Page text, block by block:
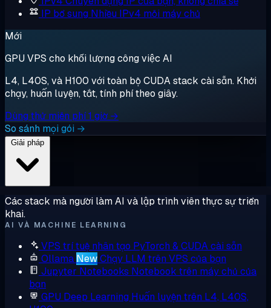
IP bổ sung Nhiều IPv4 mỗi máy chủ
Mới
GPU VPS cho khối lượng công việc AI
L4, L40S, và H100 với toàn bộ CUDA stack cài sẵn. Khởi
chạy, huấn luyện, tắt, tính phí theo giây.
Dùng thử miễn phí 1 giờ →
So sánh mọi gói →
Các stack mà người làm AI và lập trình viên thực sự triển
khai.
AI VÀ MACHINE LEARNING
VPS trí tuệ nhân tạo PyTorch & CUDA cài sẵn
Ollama NewChạy LLM trên VPS của bạn
Jupyter Notebooks Notebook trên máy chủ của
bạn
GPU Deep Learning Huấn luyện trên L4, L40S,